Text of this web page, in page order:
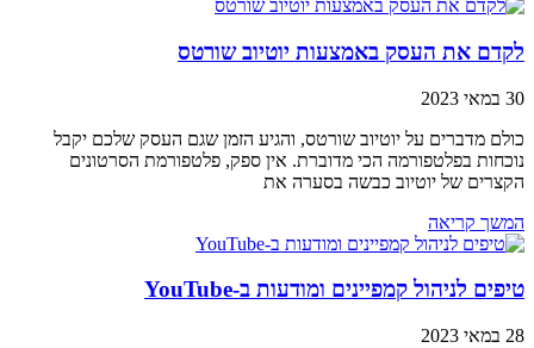
לקדם את העסק באמצעות יוטיוב שורטס
30 במאי 2023
כולם מדברים על יוטיוב שורטס, והגיע הזמן שגם העסק שלכם יקבל
נוכחות בפלטפורמה הכי מדוברת. אין ספק, פלטפורמת הסרטונים
הקצרים של יוטיוב כבשה בסערה את
המשך קריאה
טיפים לניהול קמפיינים ומודעות ב-YouTube
28 במאי 2023